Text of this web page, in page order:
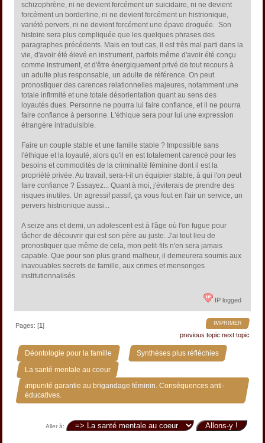
schizophrène, ni ne devient forcément un suicidaire, ni ne devient
forcément un borderline, ni ne devient forcément un histrionique,
variété pervers, ni ne devient forcément une épave droguée. Son
histoire sera plus compliquée que les quelques phrases des
paragraphes précédents. Mais en tout cas, il est très mal parti dans la
vie, d'avoir été élevé en instrument, parfois même d'avoir été conçu
comme instrument, et d'être énergiquement privé de tout recours à
un adulte plus responsable, un adulte de référence. On peut
pronostiquer des carences relationnelles majeures, notamment une
totale infirmité et une totale désorientation quant au sens des
loyautés dues. Personne ne pourra lui faire confiance, et il ne pourra
faire confiance à personne. L'éthique sera pour lui une expression
étrangère intraduisible.
Faire un couple stable et une famille stable ? Impossible sans
l'éthique et la loyauté, alors qu'il en est totalement carencé pour les
besoins et commodités de la criminalité féminine dont il est la
propriété privée. Au travail, sera-t-il un équipier stable, à qui l'on peut
faire confiance ? Essayez... Quant à moi, j'éviterais de prendre des
risques inutiles. Un agressif passif, ça vous fout en l'air un service, un
pervers histrionique aussi...
A seize ans et demi, un adolescent est à l'âge où l'on fugue pour
tâcher de découvrir qui est son père au juste. J'ai tout lieu de
pronostiquer que même de cela, mon petit-fils n'en sera jamais
capable. Que pour son plus grand malheur, il demeurera soumis aux
inavouables secrets de famille, aux crimes et mensonges
institutionnalisés.
IP logged
IMPRIMER
Pages: [1]
previous topic next topic
Déontologie pour la famille » Synthèses plus réfléchies »
La santé mentale au coeur »
Impunité garantie au brigandage féminin. Conséquences anti-
éducatives.
Aller à: